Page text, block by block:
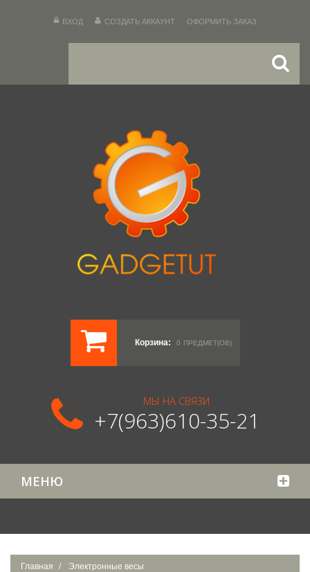
ВХОД СОЗДАТЬ АККАУНТ ОФОРМИТЬ ЗАКАЗ
Корзина: 0 ПРЕДМЕТ(ОВ)
МЫ НА СВЯЗИ
+7(963)610-35-21
МЕНЮ
Главная
Электронные весы